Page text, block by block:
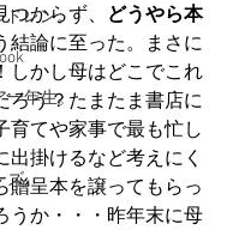
ドレン。
一年生。
ズ。
からず、 どうやら本
結論に至った。まさに
しかし母はどこでこれ
ろう？たまたま書店に
育てや家事で最も忙し
出掛けるなど考えにく
贈呈本を譲ってもらっ
うか・・・昨年末に母